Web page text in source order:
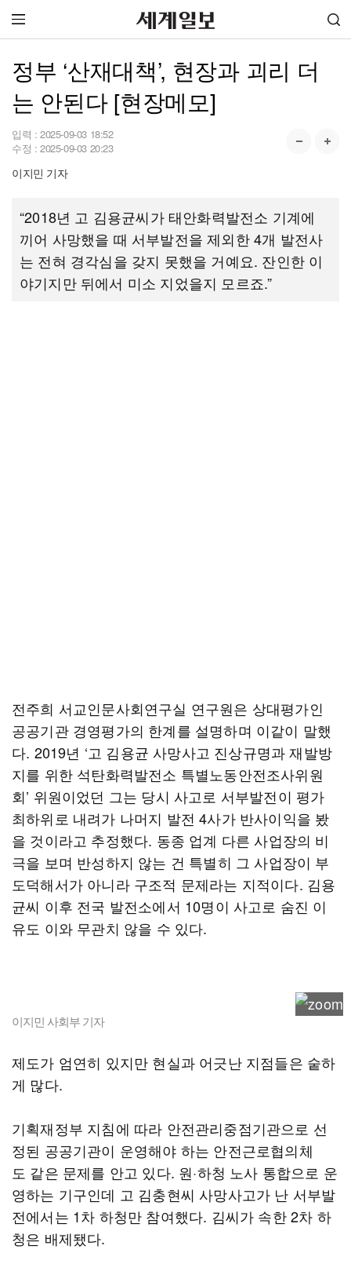
정부 ‘산재대책’, 현장과 괴리 더
는 안된다 [현장메모]
입력 : 2025-09-03 18:52
수정 : 2025-09-03 20:23
이지민 기자
“2018년 고 김용균씨가 태안화력발전소 기계에
끼어 사망했을 때 서부발전을 제외한 4개 발전사
는 전혀 경각심을 갖지 못했을 거예요. 잔인한 이
야기지만 뒤에서 미소 지었을지 모르죠.”
전주희 서교인문사회연구실 연구원은 상대평가인
공공기관 경영평가의 한계를 설명하며 이같이 말했
다. 2019년 ‘고 김용균 사망사고 진상규명과 재발방
지를 위한 석탄화력발전소 특별노동안전조사위원
회’ 위원이었던 그는 당시 사고로 서부발전이 평가
최하위로 내려가 나머지 발전 4사가 반사이익을 봤
을 것이라고 추정했다. 동종 업계 다른 사업장의 비
극을 보며 반성하지 않는 건 특별히 그 사업장이 부
도덕해서가 아니라 구조적 문제라는 지적이다. 김용
균씨 이후 전국 발전소에서 10명이 사고로 숨진 이
유도 이와 무관치 않을 수 있다.
이지민 사회부 기자
제도가 엄연히 있지만 현실과 어긋난 지점들은 숱하
게 많다.
기획재정부 지침에 따라 안전관리중점기관으로 선
정된 공공기관이 운영해야 하는 안전근로협의체
도 같은 문제를 안고 있다. 원·하청 노사 통합으로 운
영하는 기구인데 고 김충현씨 사망사고가 난 서부발
전에서는 1차 하청만 참여했다. 김씨가 속한 2차 하
청은 배제됐다.